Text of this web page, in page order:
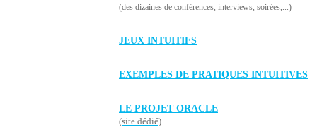
(des dizaines de conférences, interviews, soirées,...)
JEUX INTUITIFS
EXEMPLES DE PRATIQUES INTUITIVES
LE PROJET ORACLE
(site dédié)